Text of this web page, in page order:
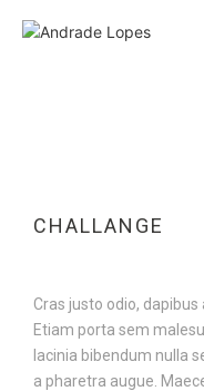
CHALLANGE
Cras justo odio,
Etiam porta sem
lacinia bibendum nulla
a pharetra augue.